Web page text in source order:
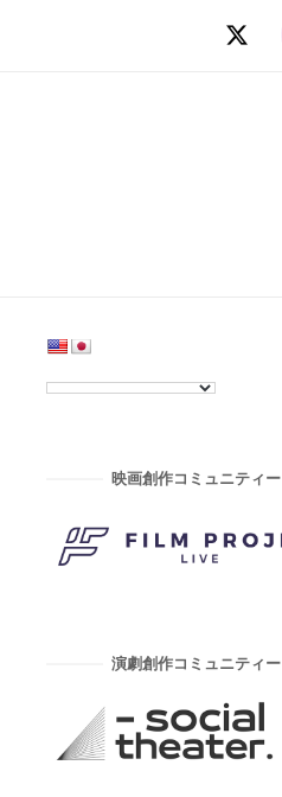
映画創作コミュニティー
演劇創作コミュニティー